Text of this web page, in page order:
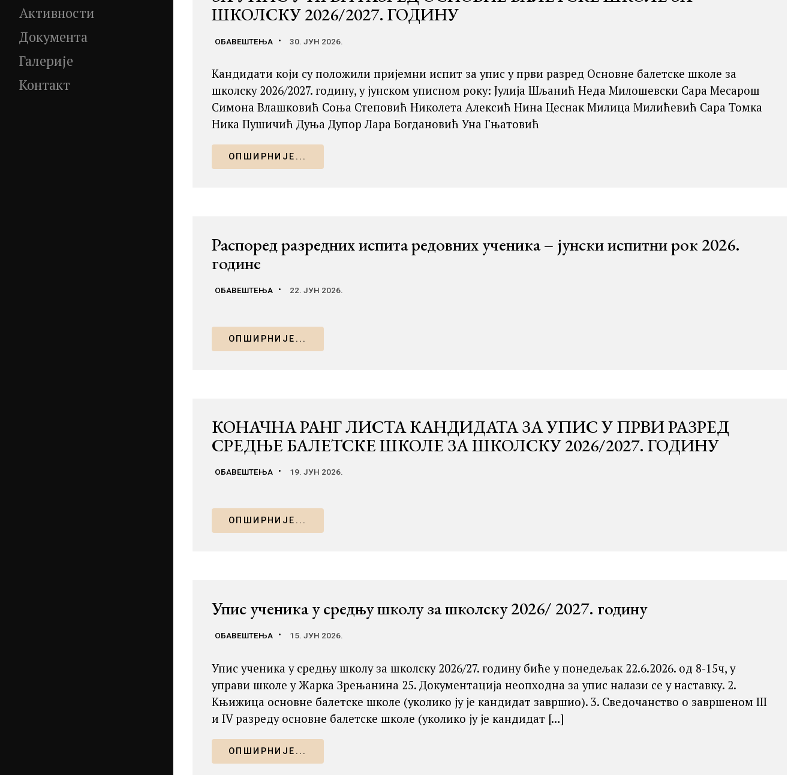
Упис у средњу
Активности
Документа
Галерије
Контакт
ШКОЛСКУ 2026/2027. ГОДИНУ
ОБАВЕШТЕЊА 30. ЈУН 2026.
Кандидати који су положили пријемни испит за упис у први разред Основне балетске школе за
школску 2026/2027. годину, у јунском уписном року: Јулија Шљанић Неда Милошевски Сара Месарош
Симона Влашковић Соња Степовић Николета Алексић Нина Цеснак Милица Милићевић Сара Томка
Ника Пушичић Дуња Дупор Лара Богдановић Уна Гњатовић
ОПШИРНИЈЕ...
Распоред разредних испита редовних ученика – јунски испитни рок 2026.
године
ОБАВЕШТЕЊА 22. ЈУН 2026.
ОПШИРНИЈЕ...
КОНАЧНА РАНГ ЛИСТА КАНДИДАТА ЗА УПИС У ПРВИ РАЗРЕД
СРЕДЊЕ БАЛЕТСКЕ ШКОЛЕ ЗА ШКОЛСКУ 2026/2027. ГОДИНУ
ОБАВЕШТЕЊА 19. ЈУН 2026.
ОПШИРНИЈЕ...
Упис ученика у средњу школу за школску 2026/ 2027. годину
ОБАВЕШТЕЊА 15. ЈУН 2026.
Упис ученика у средњу школу за школску 2026/27. годину биће у понедељак 22.6.2026. од 8-15ч, у
управи школе у Жарка Зрењанина 25. Документација неопходна за упис налази се у наставку. 2.
Књижица основне балетске школе (уколико ју је кандидат завршио). 3. Сведочанство о завршеном III
и IV разреду основне балетске школе (уколико ју је кандидат […]
ОПШИРНИЈЕ...